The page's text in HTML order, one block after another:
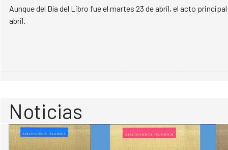
Aunque del Día del Libro fue el martes 23 de abril, el acto
abril.
Noticias